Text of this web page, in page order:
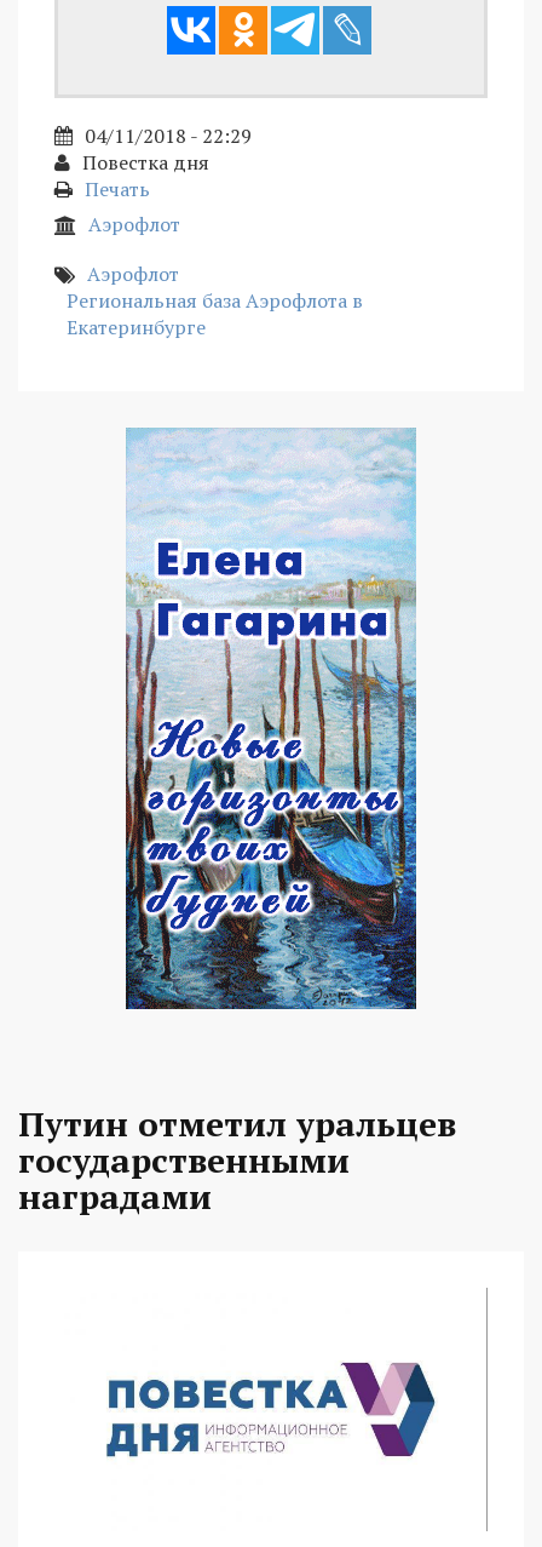
04/11/2018 - 22:29
Повестка дня
Печать
Аэрофлот
Аэрофлот
Региональная база Аэрофлота в
Екатеринбурге
Путин отметил уральцев
государственными
наградами